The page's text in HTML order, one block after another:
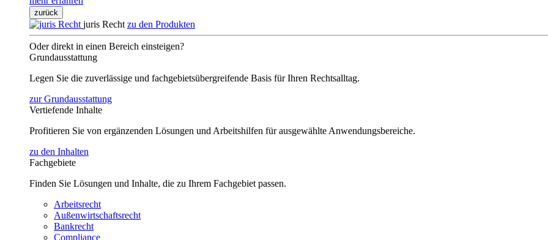
zurück
juris Recht zu den Produkten
Oder direkt in einen Bereich einsteigen?
Grundausstattung
Legen Sie die zuverlässige und fachgebietsübergreifende Basis für Ihren Rechtsalltag.
zur Grundausstattung
Vertiefende Inhalte
Profitieren Sie von ergänzenden Lösungen und Arbeitshilfen für ausgewählte Anwendungsbereiche.
zu den Inhalten
Fachgebiete
Finden Sie Lösungen und Inhalte, die zu Ihrem Fachgebiet passen.
Arbeitsrecht
Außenwirtschaftsrecht
Bankrecht
Compliance